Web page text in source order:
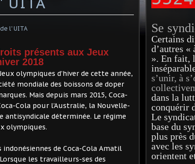
présents aux Jeux
2018
olympiques d’hiver de cette année,
mondiale des boissons de doper
Mais depuis mars 2015, Coca-
Cola pour l’Australie, la Nouvelle-
antisyndicale déterminée. Le régime
olympiques.
de Coca-Cola Amatil
les travailleurs-ses des
Se
Certains
d’autres «
». En fait,
s’unir, à
dans la
conquérir
Le
base du
plus près
avec les
orientent